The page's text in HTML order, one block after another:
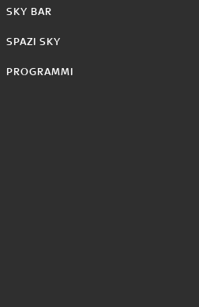
SKY BAR
SPAZI SKY
PROGRAMMI